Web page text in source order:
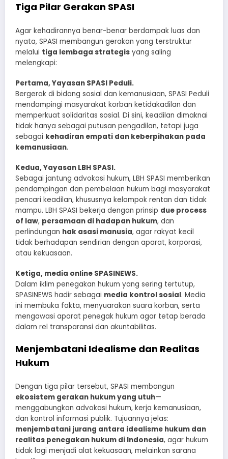
Tiga Pilar Gerakan SPASI
Agar kehadirannya benar-benar berdampak luas dan
nyata, SPASI membangun gerakan yang terstruktur
melalui tiga lembaga strategis yang saling
melengkapi:
Pertama, Yayasan SPASI Peduli.
Bergerak di bidang sosial dan kemanusiaan, SPASI Peduli
mendampingi masyarakat korban ketidakadilan dan
memperkuat solidaritas sosial. Di sini, keadilan dimaknai
tidak hanya sebagai putusan pengadilan, tetapi juga
sebagai kehadiran empati dan keberpihakan pada
kemanusiaan.
Kedua, Yayasan LBH SPASI.
Sebagai jantung advokasi hukum, LBH SPASI memberikan
pendampingan dan pembelaan hukum bagi masyarakat
pencari keadilan, khususnya kelompok rentan dan tidak
mampu. LBH SPASI bekerja dengan prinsip due process
of law, persamaan di hadapan hukum, dan
perlindungan hak asasi manusia, agar rakyat kecil
tidak berhadapan sendirian dengan aparat, korporasi,
atau kekuasaan.
Ketiga, media online SPASINEWS.
Dalam iklim penegakan hukum yang sering tertutup,
SPASINEWS hadir sebagai media kontrol sosial. Media
ini membuka fakta, menyuarakan suara korban, serta
mengawasi aparat penegak hukum agar tetap berada
dalam rel transparansi dan akuntabilitas.
Menjembatani Idealisme dan Realitas
Hukum
Dengan tiga pilar tersebut, SPASI membangun
ekosistem gerakan hukum yang utuh—
menggabungkan advokasi hukum, kerja kemanusiaan,
dan kontrol informasi publik. Tujuannya jelas:
menjembatani jurang antara idealisme hukum dan
realitas penegakan hukum di Indonesia, agar hukum
tidak lagi menjadi alat kekuasaan, melainkan sarana